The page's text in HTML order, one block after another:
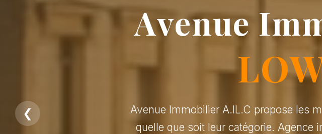
❮
Avenue
Avenue Immobilier A.IL.C propose les
quelle que soit leur catégorie. Agence